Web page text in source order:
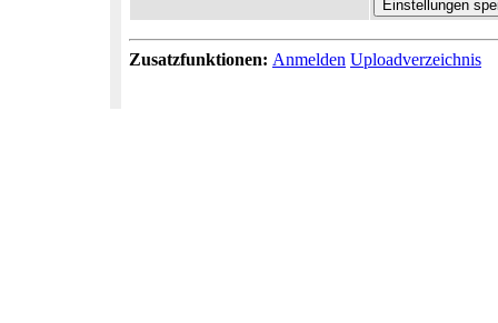
Zusatzfunktionen: Anmelden Uploadverzeichnis